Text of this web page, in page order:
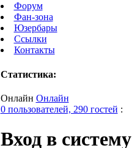
Форум
Фан-зона
Юзербары
Ссылки
Контакты
Статистика:
Онлайн Онлайн
0 пользователей, 290 гостей :
Вход в систему